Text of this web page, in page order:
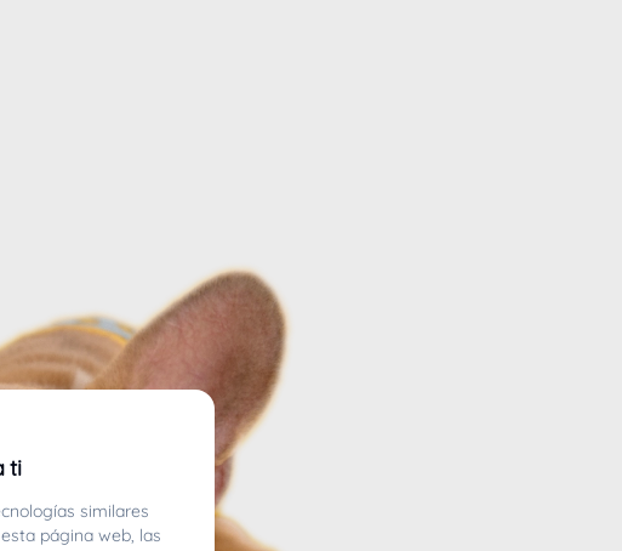
ti
similares
página web, las